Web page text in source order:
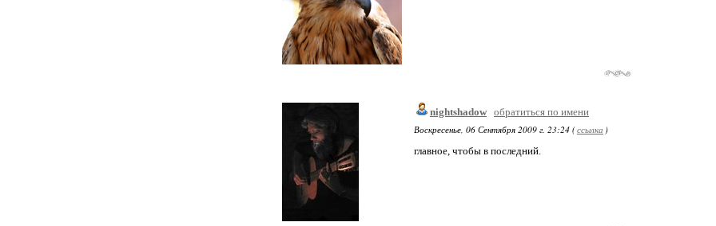
nightshadow обратиться по имени
Воскресенье, 06 Сентября 2009 г. 23:24 (ссылка )
главное, чтобы в последний.